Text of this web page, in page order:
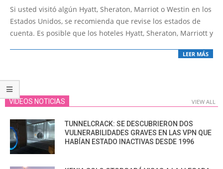
08-
16
Si usted visitó algún Hyatt, Sheraton, Marriot o Westin en los
Estados Unidos, se recomienda que revise los estados de
cuenta. Es posible que los hoteles Hyatt, Sheraton, Marriott y
LEER MÁS
VIDEOS NOTICIAS VIEW ALL
TUNNELCRACK: SE DESCUBRIERON DOS
VULNERABILIDADES GRAVES EN LAS VPN QUE
HABÍAN ESTADO INACTIVAS DESDE 1996